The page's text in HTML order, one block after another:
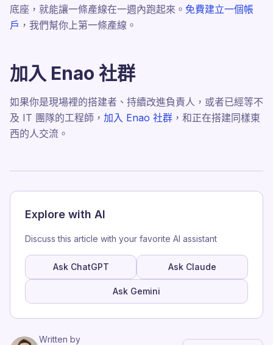
底座，就能讓一條產線在一週內跑起來。 免費建立一個帳
戶 ，我們幫你上第一條產線。
加入 Enao 社群
如果你是現場裡的搭建者、持續改進負責人，或者已經等不
及 IT 團隊的工程師， 加入 Enao 社群 ，和正在搭建同樣東
西的人交流。
Explore with AI
Discuss this article with your favorite AI assistant
Ask ChatGPT Ask Claude
Ask Gemini
Written by